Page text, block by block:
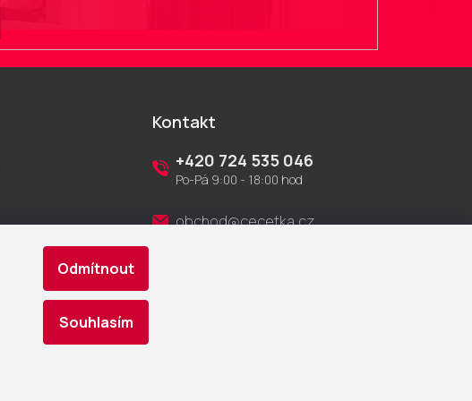
Odmítnout
Souhlasím
Kontakt
+420 724 535 046
Po-Pá 9:00 - 18:00 hod
obchod@cecetka.cz